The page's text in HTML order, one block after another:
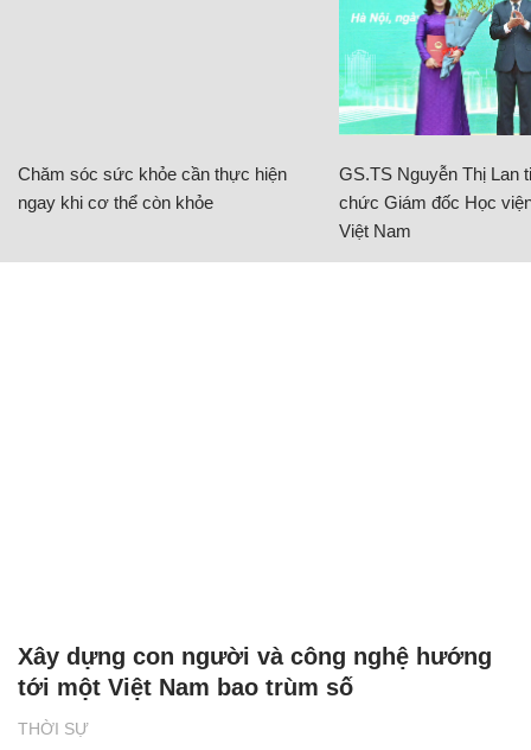
Chăm sóc sức khỏe cần thực hiện
ngay khi cơ thể còn khỏe
GS.TS Nguyễn Thị Lan
chức Giám đốc Học
Việt Nam
THỜI SỰ
Xây dựng con người và công nghệ hướng
tới một Việt Nam bao trùm số